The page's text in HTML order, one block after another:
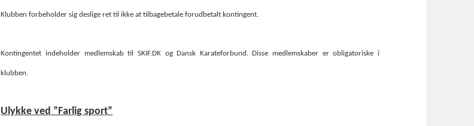
Klubben forbeholder sig deslige ret til ikke at tilbagebetale forudbetalt kontingent.
Kontingentet indeholder medlemskab til SKIF.DK og Dansk Karateforbund. Disse medlemskaber er obligatoriske i
klubben.
Ulykke ved ”Farlig sport”